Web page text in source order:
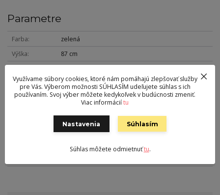
Parametre
Farba
zelená
Výška
87 cm
Hĺbka
56 cm
Hmotnosť
10 kg
kov
110 kg
Využívame súbory cookies, ktoré nám pomáhajú zlepšovať služby
pre Vás. Výberom možnosti SÚHLASÍM udeľujete súhlas s ich
používaním. Svoj výber môžete kedykoľvek v budúcnosti zmeniť.
Viac informáciítu
Nastavenia Súhlasím
Súhlas môžete odmietnuťtu.